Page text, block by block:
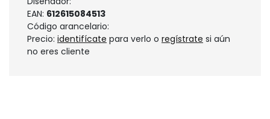
EAN: 612615084513
Código arancelario:
Precio: identifícate para verlo o regístrate si aún
no eres cliente